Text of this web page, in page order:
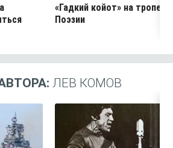
«Гадкий койот» на тропе
Поэзии
ЛЕВ КОМОВ